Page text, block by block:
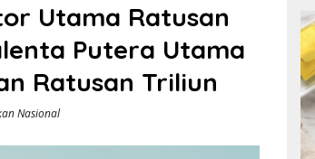
Utama Ratusan
Putera Utama
Ratusan Triliun
Nasional